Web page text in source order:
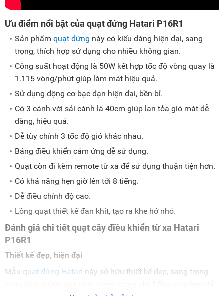
Ưu điểm nổi bật của quạt đứng Hatari P16R1
Sản phẩm quạt đứng này có kiểu dáng hiện đại, sang
trọng, thích hợp sử dụng cho nhiều không gian.
Công suất hoạt động là 50W kết hợp tốc độ vòng quay là
1.115 vòng/phút giúp làm mát hiệu quả.
Sử dụng động cơ bạc đạn hiện đại, bền bỉ.
Có 3 cánh với sải cánh là 40cm giúp lan tỏa gió mát dễ
dàng, hiệu quả.
Dễ tùy chỉnh 3 tốc độ gió khác nhau.
Bảng điều khiển cảm ứng dễ sử dụng.
Quạt còn đi kèm remote từ xa để sử dụng thuận tiện hơn.
Có khả năng hẹn giờ lên tới 8 tiếng.
Dễ điều chỉnh độ cao.
Lồng quạt thiết kế đan khít, tạo ra khe hở nhỏ.
Đánh giá chi tiết quạt cây điều khiển từ xa Hatari
P16R1
Thiết kế đẹp, hiện đại
Mẫu quạt đứng Hatari này sở hữu thiết kế đẹp, sang trọng